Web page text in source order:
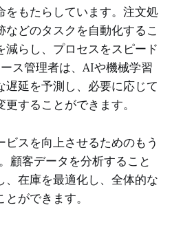
をもたらしています。注文処
どのタスクを自動化するこ
減らし、プロセスをスピード
ス管理者は、AIや機械学習
遅延を予測し、必要に応じて
することができます。
スを向上させるためのもう
顧客データを分析すること
、在庫を最適化し、全体的な
ができます。